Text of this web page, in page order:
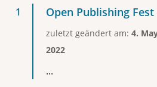
Open Publishing Fest
zuletzt geändert am: 4.
2022
...